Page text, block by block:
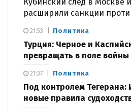
расширили санкции
Политика
Турция: Черное и
превращать в поле войны
21:53
Политика
Под контролем Тегерана:
новые правила
21:37